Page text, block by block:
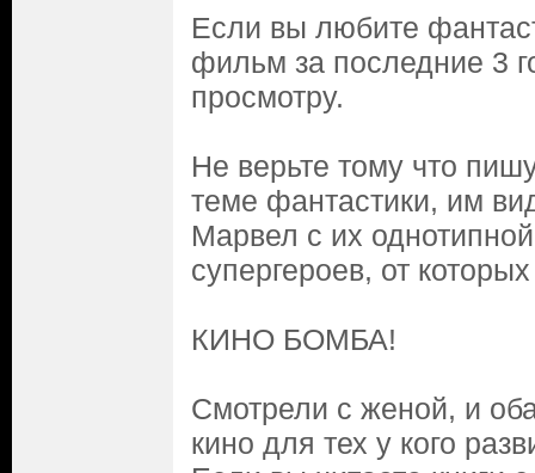
Если вы любите
фильм за последние 3
просмотру.
Не верьте тому что
теме фантастики, им
Марвел с их
супергероев, от
КИНО БОМБА!
Смотрели с женой, и
кино для тех у кого